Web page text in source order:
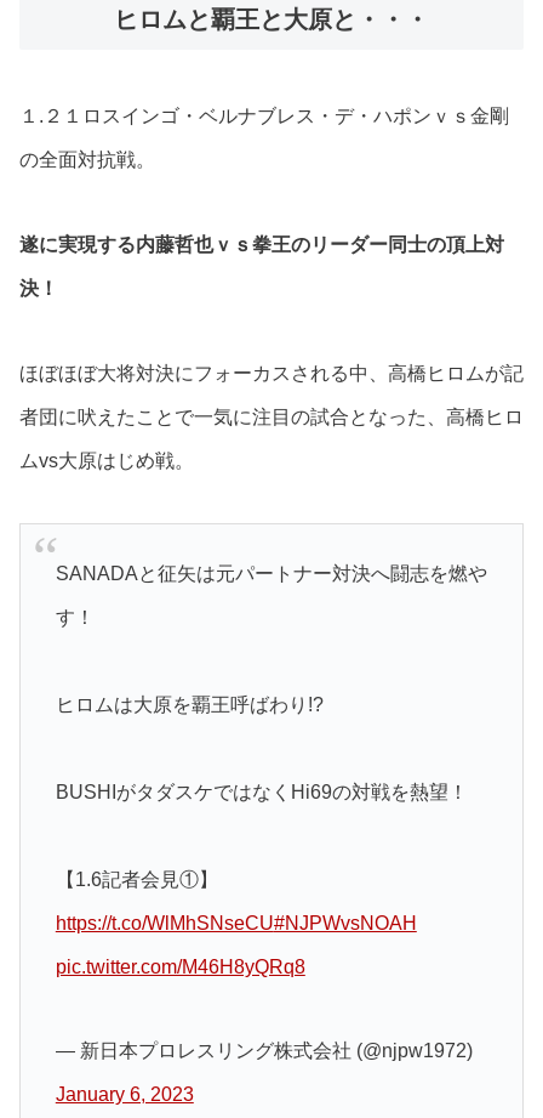
ヒロムと覇王と大原と・・・
１.２１ロスインゴ・ベルナブレス・デ・ハポンｖｓ金剛
の全面対抗戦。
遂に実現する内藤哲也ｖｓ拳王のリーダー同士の頂上対
決！
ほぼほぼ大将対決にフォーカスされる中、高橋ヒロムが記
者団に吠えたことで一気に注目の試合となった、高橋ヒロ
ムvs大原はじめ戦。
SANADAと征矢は元パートナー対決へ闘志を燃や
す！
ヒロムは大原を覇王呼ばわり!?
BUSHIがタダスケではなくHi69の対戦を熱望！
【1.6記者会見①】
https://t.co/WlMhSNseCU#NJPWvsNOAH
pic.twitter.com/M46H8yQRq8
— 新日本プロレスリング株式会社 (@njpw1972)
January 6, 2023